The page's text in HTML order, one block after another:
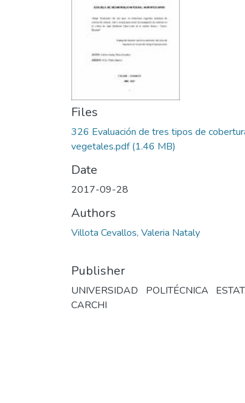
Files
326 Evaluación de tres tipos de
vegetales.pdf(1.46 MB)
Date
2017-09-28
Authors
Villota Cevallos, Valeria Nataly
Publisher
UNIVERSIDAD POLITÉCNICA
CARCHI